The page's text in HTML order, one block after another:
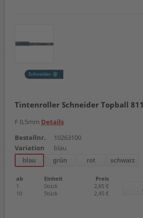
Tintenroller Schneider Topball 811
F 0,5mm Details
Bestellnr.
10263100
Variation
blau
blau grün rot schwarz
ab Einheit
Preis
1
Stück
2,65 €
10
Stück 2,45 €